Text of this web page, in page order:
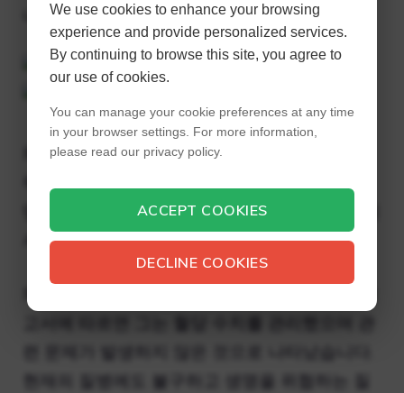
We use cookies to enhance your browsing
experience and provide personalized services.
By continuing to browse this site, you agree to
our use of cookies.
You can manage your cookie preferences at any time
in your browser settings. For more information,
please read our privacy policy.
ACCEPT COOKIES
DECLINE COOKIES
니다.
체중 감량 전 그녀의 모습은 그녀의 역할 중 일
당뇨병을 앓고 있으며 당뇨병 진단을 받은 후 식
사와 운동 등 생활 방식을 많이 조정했습니다.
현재의 질병에도 불구하고 생명을 위협하는 질